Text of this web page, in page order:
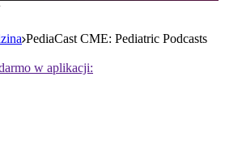
PediaCast CME: Pediatric Podcasts
w aplikacji: